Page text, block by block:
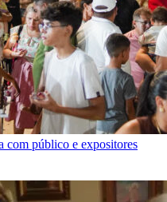
com público e expositores